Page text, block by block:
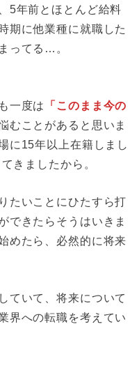
5年前とほとんど給料
期に他業種に就職した
ってる…。
一度は
「このまま今の
むことがあると思いま
に15年以上在籍しまし
きましたから。
たいことにひたすら打
できたらそうはいきま
めたら、必然的に将来
ていて、将来について
界への転職を考えてい